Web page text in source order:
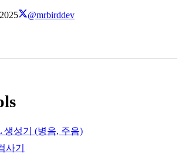
@mrbirddev
생성기 (병음, 주음)
사기